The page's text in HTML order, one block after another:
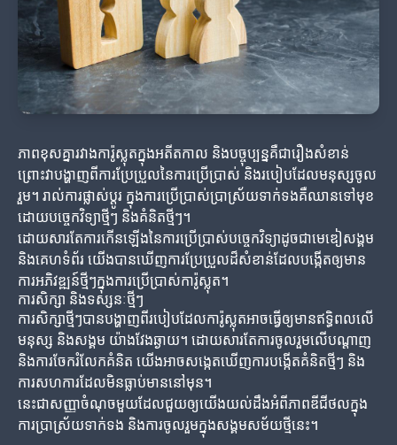
ភាពខុសគ្នារវាងការ៉ូស្លុតក្នុងអតីតកាល និងបច្ចុប្បន្នគឺជារឿងសំខាន់
ព្រោះវាបង្ហាញពីការប្រែប្រួលនៃការប្រើប្រាស់ និងរបៀបដែលមនុស្សចូល
រួម។ រាល់ការផ្លាស់ប្តូរ ក្នុងការប្រើប្រាស់ប្រាស្រ័យទាក់ទងគឺឈានទៅមុខ
ដោយបច្ចេកវិទ្យាថ្មីៗ និងគំនិតថ្មីៗ។
ដោយសារតែការកើនឡើងនៃការប្រើប្រាស់បច្ចេកវិទ្យាដូចជាមេឌៀសង្គម
និងគេហទំព័រ យើងបានឃើញការប្រែប្រួលដ៏សំខាន់ដែលបង្កើតឲ្យមាន
ការអភិវឌ្ឍន៍ថ្មីៗក្នុងការប្រើប្រាស់ការ៉ូស្លុត។
ការសិក្សា និងទស្សនៈថ្មីៗ
ការសិក្សាថ្មីៗបានបង្ហាញពីរបៀបដែលការ៉ូស្លុតអាចធ្វើឲ្យមានឥទ្ធិពលលើ
មនុស្ស និងសង្គម យ៉ាងវែងឆ្ងាយ។ ដោយសារតែការចូលរួមលើបណ្ដាញ
និងការចែករំលែកគំនិត យើងអាចសង្កេតឃើញការបង្កើតគំនិតថ្មីៗ និង
ការសហការដែលមិនធ្លាប់មាននៅមុន។
នេះជាសញ្ញាចំណុចមួយដែលជួយឲ្យយើងយល់ដឹងអំពីភាពឌីជីថលក្នុង
ការប្រាស្រ័យទាក់ទង និងការចូលរួមក្នុងសង្គមសម័យថ្មីនេះ។